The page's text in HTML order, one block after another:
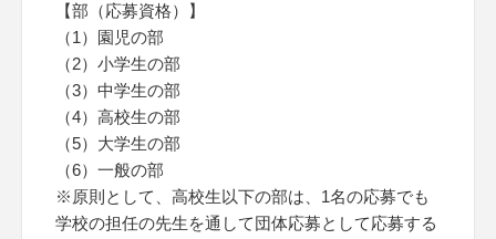
【部（応募資格）】
（1）園児の部
（2）小学生の部
（3）中学生の部
（4）高校生の部
（5）大学生の部
（6）一般の部
※原則として、高校生以下の部は、1名の応募でも
学校の担任の先生を通して団体応募として応募する